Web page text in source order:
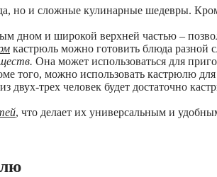
но и сложные кулинарные шедевры.
дном и широкой верхней частью –
кастрюль можно готовить блюда разной
Она может использоваться для
того, можно использовать кастрюлю
двух-трех человек будет достаточно
, что делает их универсальным и